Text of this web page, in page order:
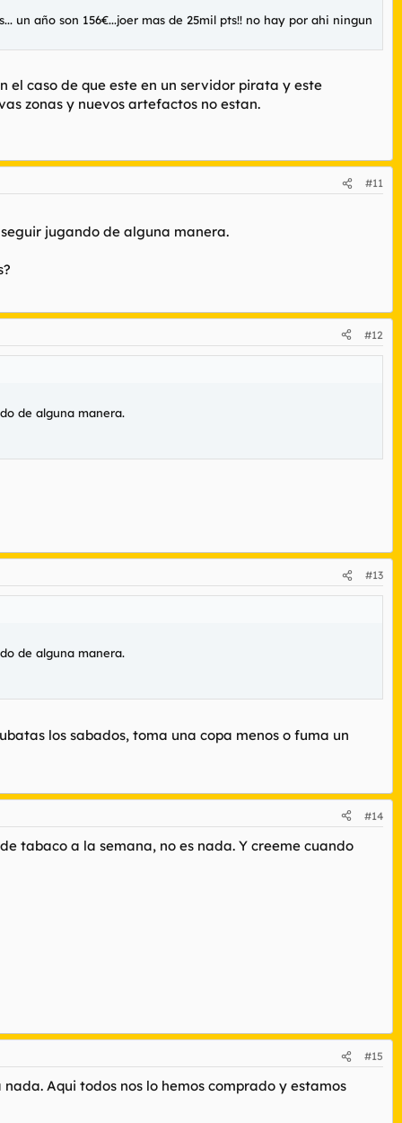
un año son 156€...joer mas de 25mil pts!! no hay por ahi ningun
el caso de que este en un servidor pirata y este
zonas y nuevos artefactos no estan.
#11
jugando de alguna manera.
#12
de alguna manera.
#13
de alguna manera.
los sabados, toma una copa menos o fuma un
#14
tabaco a la semana, no es nada. Y creeme cuando
#15
Aqui todos nos lo hemos comprado y estamos